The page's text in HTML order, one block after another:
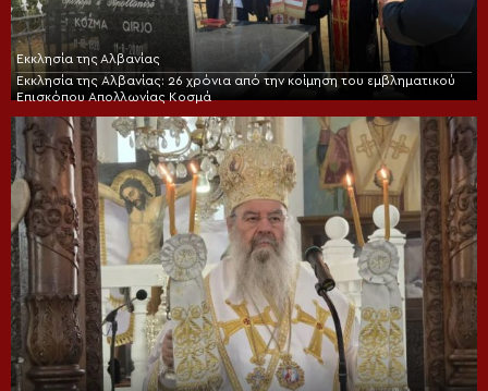
Εκκλησία της Αλβανίας
Εκκλησία της Αλβανίας: 26 χρόνια από την κοίμηση του εμβληματικού
Επισκόπου Απολλωνίας Κοσμά